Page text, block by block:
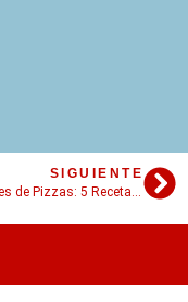
SIGUIENTE
Variedades de Pizzas: 5 Recetas Originales